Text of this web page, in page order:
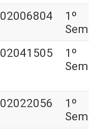
02006804
1º
02041505
1º
02022056
1º